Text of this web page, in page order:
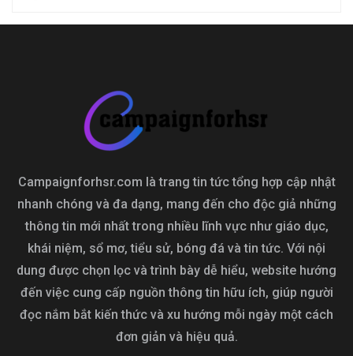
Campaignforhsr.com là trang tin tức tổng hợp cập nhật
nhanh chóng và đa dạng, mang đến cho độc giả những
thông tin mới nhất trong nhiều lĩnh vực như giáo dục,
khái niệm, sổ mơ, tiểu sử, bóng đá và tin tức. Với nội
dung được chọn lọc và trình bày dễ hiểu, website hướng
đến việc cung cấp nguồn thông tin hữu ích, giúp người
đọc nắm bắt kiến thức và xu hướng mỗi ngày một cách
đơn giản và hiệu quả.